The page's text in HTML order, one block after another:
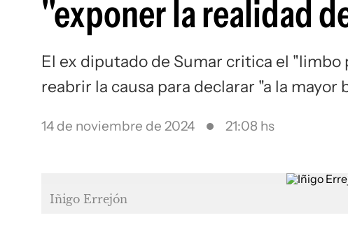
"exponer la realidad
El ex diputado de Sumar critica el
reabrir la causa para declarar "a la mayor
14 de noviembre de 2024 21:08 hs
Iñigo Errejón